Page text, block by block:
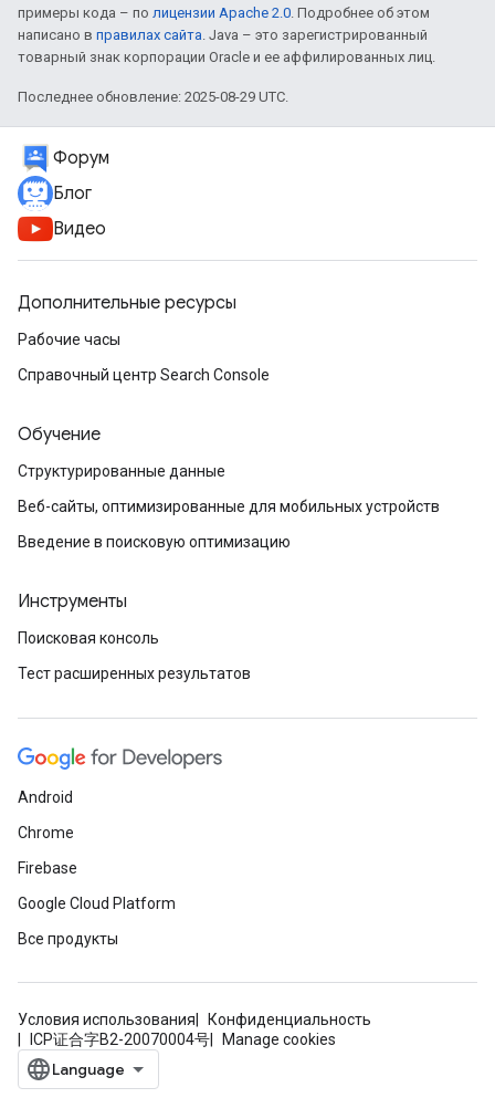
примеры кода – по лицензии Apache 2.0. Подробнее об этом
написано в правилах сайта. Java – это зарегистрированный
товарный знак корпорации Oracle и ее аффилированных лиц.
Последнее обновление: 2025-08-29 UTC.
Форум
Блог
Видео
Дополнительные ресурсы
Рабочие часы
Справочный центр Search Console
Обучение
Структурированные данные
Веб-сайты, оптимизированные для мобильных устройств
Введение в поисковую оптимизацию
Инструменты
Поисковая консоль
Тест расширенных результатов
Android
Chrome
Firebase
Google Cloud Platform
Все продукты
Условия использования
Конфиденциальность
ICP证合字B2-20070004号
Manage cookies